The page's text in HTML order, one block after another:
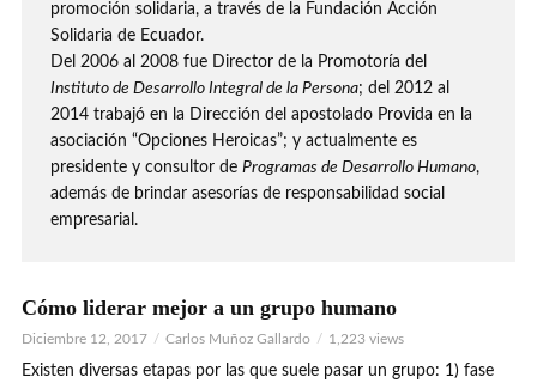
promoción solidaria, a través de la Fundación Acción
Solidaria de Ecuador.
Del 2006 al 2008 fue Director de la Promotoría del
Instituto de Desarrollo Integral de la Persona; del 2012 al
2014 trabajó en la Dirección del apostolado Provida en la
asociación “Opciones Heroicas”; y actualmente es
presidente y consultor de Programas de Desarrollo Humano,
además de brindar asesorías de responsabilidad social
empresarial.
Cómo liderar mejor a un grupo humano
Diciembre 12, 2017 Carlos Muñoz Gallardo 1,223 views
Existen diversas etapas por las que suele pasar un grupo: 1) fase